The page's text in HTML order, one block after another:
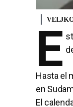
E
Hasta el
en
El